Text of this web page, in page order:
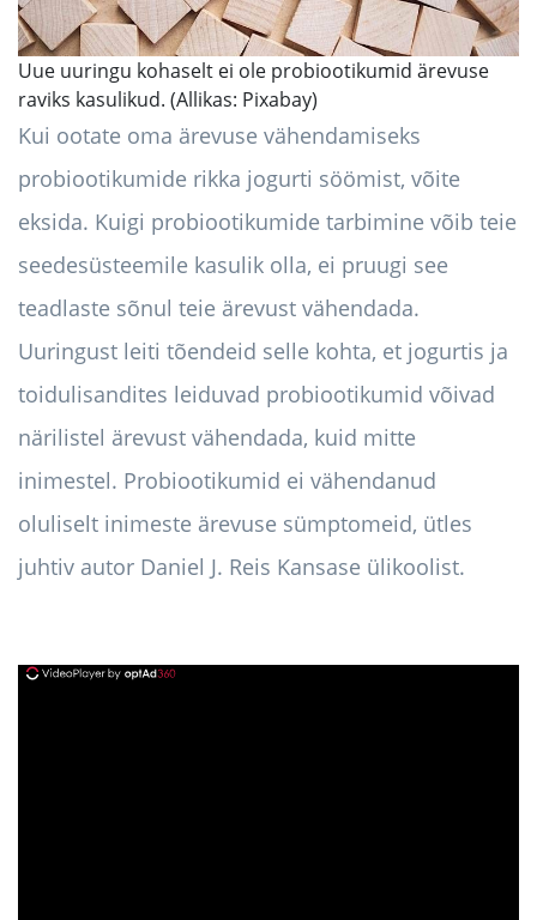
Uue uuringu kohaselt ei ole probiootikumid ärevuse
raviks kasulikud. (Allikas: Pixabay)
Kui ootate oma ärevuse vähendamiseks
probiootikumide rikka jogurti söömist, võite
eksida. Kuigi probiootikumide tarbimine võib teie
seedesüsteemile kasulik olla, ei pruugi see
teadlaste sõnul teie ärevust vähendada.
Uuringust leiti tõendeid selle kohta, et jogurtis ja
toidulisandites leiduvad probiootikumid võivad
närilistel ärevust vähendada, kuid mitte
inimestel. Probiootikumid ei vähendanud
oluliselt inimeste ärevuse sümptomeid, ütles
juhtiv autor Daniel J. Reis Kansase ülikoolist.